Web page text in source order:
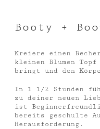
Booty +
Kreiere einen
kleinen Blumen
bringt und den
In 1 1/2 Stunden
zu deiner neuen
ist
bereits geschulte
Herausforderung.